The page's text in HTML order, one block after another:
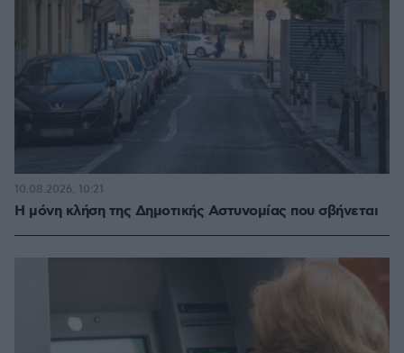
Η μόνη κλήση της Δημοτικής Αστυνομίας που σβήνεται
10.08.2026, 10:21